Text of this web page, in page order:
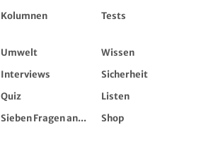
Kolumnen Tests
Umwelt
Wissen
Interviews
Sicherheit
Quiz
Listen
Sieben Fragen an...
Shop